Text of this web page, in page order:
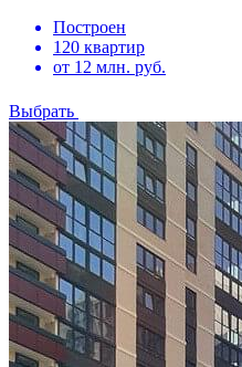
Построен
120 квартир
от 12 млн. руб.
Выбрать